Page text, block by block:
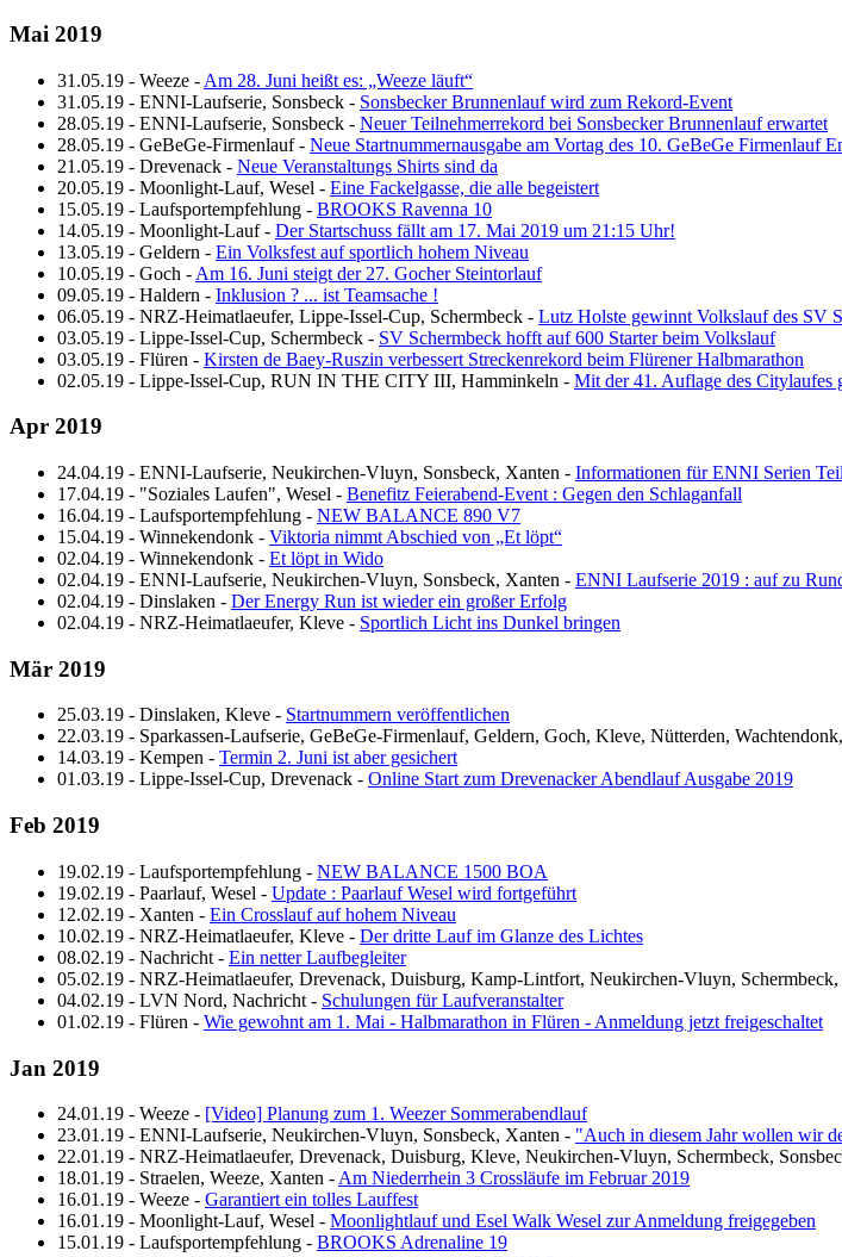
Mai 2019
31.05.19 - Weeze - Am 28. Juni heißt es: „Weeze läuft“
31.05.19 - ENNI-Laufserie, Sonsbeck - Sonsbecker Brunnenlauf wird zum Rekord-Event
28.05.19 - ENNI-Laufserie, Sonsbeck - Neuer Teilnehmerrekord bei Sonsbecker Brunnenlauf erwartet
28.05.19 - GeBeGe-Firmenlauf - Neue Startnummernausgabe am Vortag des 10. GeBeGe Firmenlauf
21.05.19 - Drevenack - Neue Veranstaltungs Shirts sind da
20.05.19 - Moonlight-Lauf, Wesel - Eine Fackelgasse, die alle begeistert
15.05.19 - Laufsportempfehlung - BROOKS Ravenna 10
14.05.19 - Moonlight-Lauf - Der Startschuss fällt am 17. Mai 2019 um 21:15 Uhr!
13.05.19 - Geldern - Ein Volksfest auf sportlich hohem Niveau
10.05.19 - Goch - Am 16. Juni steigt der 27. Gocher Steintorlauf
09.05.19 - Haldern - Inklusion ? ... ist Teamsache !
06.05.19 - NRZ-Heimatlaeufer, Lippe-Issel-Cup, Schermbeck - Lutz Holste gewinnt Volkslauf des SV
03.05.19 - Lippe-Issel-Cup, Schermbeck - SV Schermbeck hofft auf 600 Starter beim Volkslauf
03.05.19 - Flüren - Kirsten de Baey-Ruszin verbessert Streckenrekord beim Flürener Halbmarathon
02.05.19 - Lippe-Issel-Cup, RUN IN THE CITY III, Hamminkeln - Mit der 41. Auflage des Citylaufes
Apr 2019
24.04.19 - ENNI-Laufserie, Neukirchen-Vluyn, Sonsbeck, Xanten - Informationen für ENNI Serien
17.04.19 - "Soziales Laufen", Wesel - Benefitz Feierabend-Event : Gegen den Schlaganfall
16.04.19 - Laufsportempfehlung - NEW BALANCE 890 V7
15.04.19 - Winnekendonk - Viktoria nimmt Abschied von „Et löpt“
02.04.19 - Winnekendonk - Et löpt in Wido
02.04.19 - ENNI-Laufserie, Neukirchen-Vluyn, Sonsbeck, Xanten - ENNI Laufserie 2019 : auf zu
02.04.19 - Dinslaken - Der Energy Run ist wieder ein großer Erfolg
02.04.19 - NRZ-Heimatlaeufer, Kleve - Sportlich Licht ins Dunkel bringen
Mär 2019
25.03.19 - Dinslaken, Kleve - Startnummern veröffentlichen
22.03.19 - Sparkassen-Laufserie, GeBeGe-Firmenlauf, Geldern, Goch, Kleve, Nütterden,
14.03.19 - Kempen - Termin 2. Juni ist aber gesichert
01.03.19 - Lippe-Issel-Cup, Drevenack - Online Start zum Drevenacker Abendlauf Ausgabe 2019
Feb 2019
19.02.19 - Laufsportempfehlung - NEW BALANCE 1500 BOA
19.02.19 - Paarlauf, Wesel - Update : Paarlauf Wesel wird fortgeführt
12.02.19 - Xanten - Ein Crosslauf auf hohem Niveau
10.02.19 - NRZ-Heimatlaeufer, Kleve - Der dritte Lauf im Glanze des Lichtes
08.02.19 - Nachricht - Ein netter Laufbegleiter
05.02.19 - NRZ-Heimatlaeufer, Drevenack, Duisburg, Kamp-Lintfort, Neukirchen-Vluyn, Schermbeck,
04.02.19 - LVN Nord, Nachricht - Schulungen für Laufveranstalter
01.02.19 - Flüren - Wie gewohnt am 1. Mai - Halbmarathon in Flüren - Anmeldung jetzt freigeschaltet
Jan 2019
24.01.19 - Weeze - [Video] Planung zum 1. Weezer Sommerabendlauf
23.01.19 - ENNI-Laufserie, Neukirchen-Vluyn, Sonsbeck, Xanten - "Auch in diesem Jahr wollen wir
22.01.19 - NRZ-Heimatlaeufer, Drevenack, Duisburg, Kleve, Neukirchen-Vluyn, Schermbeck,
18.01.19 - Straelen, Weeze, Xanten - Am Niederrhein 3 Crossläufe im Februar 2019
16.01.19 - Weeze - Garantiert ein tolles Lauffest
16.01.19 - Moonlight-Lauf, Wesel - Moonlightlauf und Esel Walk Wesel zur Anmeldung freigegeben
15.01.19 - Laufsportempfehlung - BROOKS Adrenaline 19